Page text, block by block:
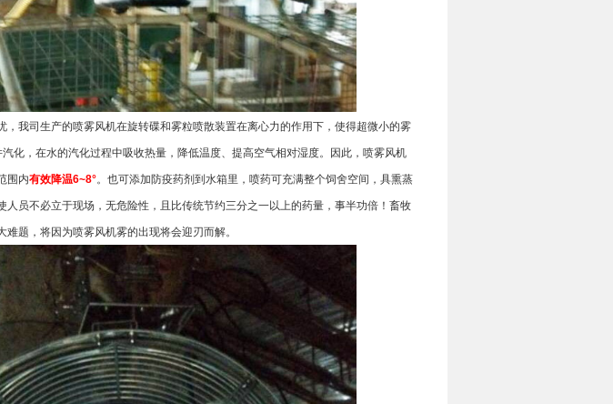
，我司生产的喷雾风机在旋转碟和雾粒喷散装置在离心力的作用下，使得超微小的雾
化，在水的汽化过程中吸收热量，降低温度、提高空气相对湿度。因此，喷雾风机
围内有效降温6~8°。也可添加防疫药剂到水箱里，喷药可充满整个饲舍空间，具熏蒸
人员不必立于现场，无危险性，且比传统节约三分之一以上的药量，事半功倍！畜牧
题，将因为喷雾风机雾的出现将会迎刃而解。